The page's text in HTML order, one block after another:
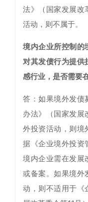
法》（国家发展改
活动，则不属于。
境内企业所控制的
对其发债行为提供
感行业，是否需要
答：如果境外发债
办法》（国家发展
外投资活动，则境
据《企业境外投资
境内企业需在发展
或备案。如果境外
动，则不适用于《